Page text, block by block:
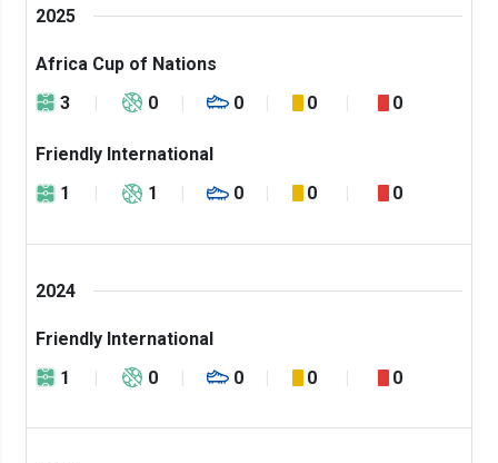
2025
Africa Cup of Nations
3
0 0 0 0
Friendly International
1
1 0 0 0
2024
Friendly International
1
0 0 0 0